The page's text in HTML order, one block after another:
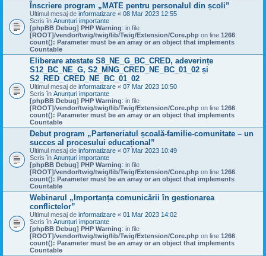
Înscriere program „MATE pentru personalul din școli”
Ultimul mesaj de informatizare « 08 Mar 2023 12:55
Scris în Anunțuri importante
[phpBB Debug] PHP Warning: in file
[ROOT]/vendor/twig/twig/lib/Twig/Extension/Core.php on line 1266:
count(): Parameter must be an array or an object that implements
Countable
Eliberare atestate S8_NE_G_BC_CRED, adeverințe
S12_BC_NE_G, S2_MNG_CRED_NE_BC_01_02 și
S2_RED_CRED_NE_BC_01_02
Ultimul mesaj de informatizare « 07 Mar 2023 10:50
Scris în Anunțuri importante
[phpBB Debug] PHP Warning: in file
[ROOT]/vendor/twig/twig/lib/Twig/Extension/Core.php on line 1266:
count(): Parameter must be an array or an object that implements
Countable
Debut program „Parteneriatul școală-familie-comunitate – un
succes al procesului educațional”
Ultimul mesaj de informatizare « 07 Mar 2023 10:49
Scris în Anunțuri importante
[phpBB Debug] PHP Warning: in file
[ROOT]/vendor/twig/twig/lib/Twig/Extension/Core.php on line 1266:
count(): Parameter must be an array or an object that implements
Countable
Webinarul „Importanța comunicării în gestionarea
conflictelor”
Ultimul mesaj de informatizare « 01 Mar 2023 14:02
Scris în Anunțuri importante
[phpBB Debug] PHP Warning: in file
[ROOT]/vendor/twig/twig/lib/Twig/Extension/Core.php on line 1266:
count(): Parameter must be an array or an object that implements
Countable